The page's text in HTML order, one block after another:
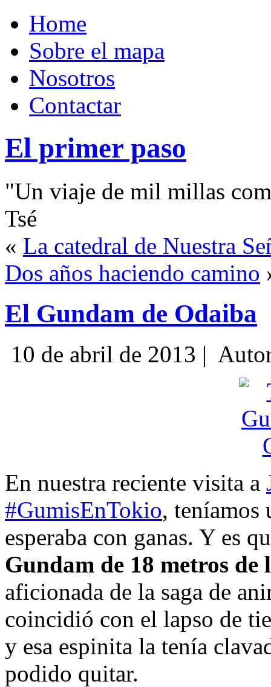
Home
Sobre el mapa
Nosotros
Contactar
El primer paso
"Un viaje de mil millas
Tsé
« La catedral de Nuestra
Dos años haciendo camino
El Gundam de Odaiba
10 de abril de 2013 |
En nuestra reciente visita a
#GumisEnTokio, teníamos
esperaba con ganas. Y es
Gundam de 18 metros de
aficionada de la saga de
coincidió con el lapso de
y esa espinita la tenía
podido quitar.